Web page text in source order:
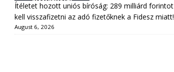
Ítéletet hozott uniós bíróság: 289 milliárd forintot
kell visszafizetni az adó fizetőknek a Fidesz miatt!
August 6, 2026